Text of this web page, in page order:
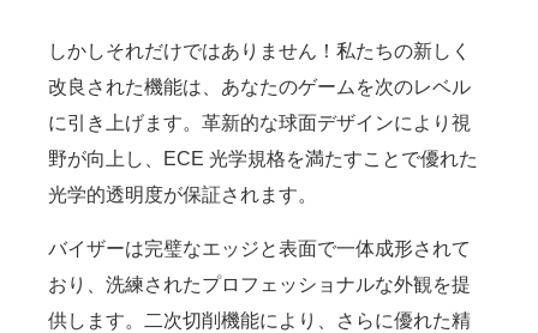
しかしそれだけではありません！私たちの新しく
改良された機能は、あなたのゲームを次のレベル
に引き上げます。革新的な球面デザインにより視
野が向上し、ECE 光学規格を満たすことで優れた
光学的透明度が保証されます。
バイザーは完璧なエッジと表面で一体成形されて
おり、洗練されたプロフェッショナルな外観を提
供します。二次切削機能により、さらに優れた精